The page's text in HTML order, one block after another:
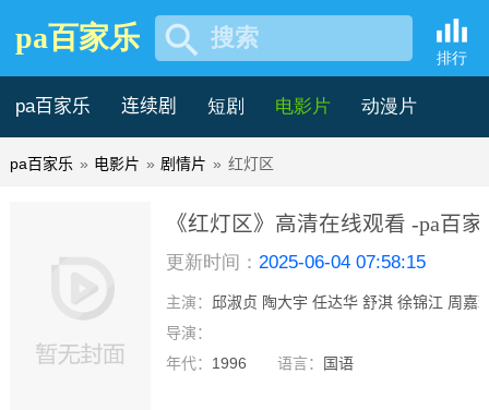
pa百家乐 搜索
排行
pa百家乐 连续剧 短剧 电影片 动漫片
记录片 综艺片
pa百家乐 » 电影片 » 剧情片 » 红灯区
《红灯区》高清在线观看 -pa百家
更新时间： 2025-06-04 07:58:15
主演：
邱淑贞 陶大宇 任达华 舒淇 徐锦江 周嘉
导演：
年代： 1996 语言： 国语